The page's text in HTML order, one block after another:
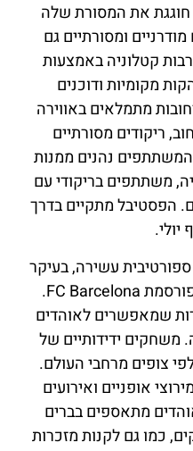
את המסורת שלה
ומסורתיים גם
קטלוניה באמצעות
מקומיות ודוכנים
מתמלאים באווירה
ריקודים מסורתיים
המשתתפים נהנים ממנות
משתתפים בריקודי עם
הפסטיבל מתקיים בדרך
יולי.
עשירה, בעיקר
בזכות קבוצת הכדורגל המפורסמת FC Barcelona.
שמאפשרים לאוהדים
משחקים ידידותיים של
צופים מרחבי העולם.
אופניים ואירועים
מתאספים בברים
כמו גם לקנות מזכרות